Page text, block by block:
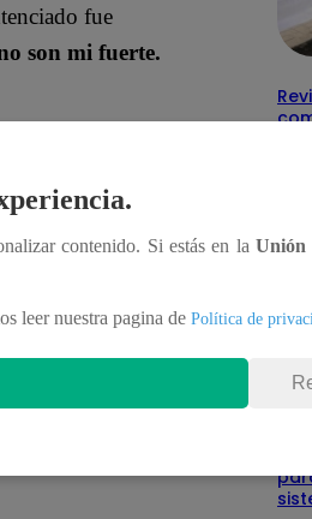
fue
son mi fuerte.
“
Fuller y cayó en
cupcakes con la
a todos los
y Peláez.
contenido. Si estás en laUnión
leer nuestra pagina de Política de